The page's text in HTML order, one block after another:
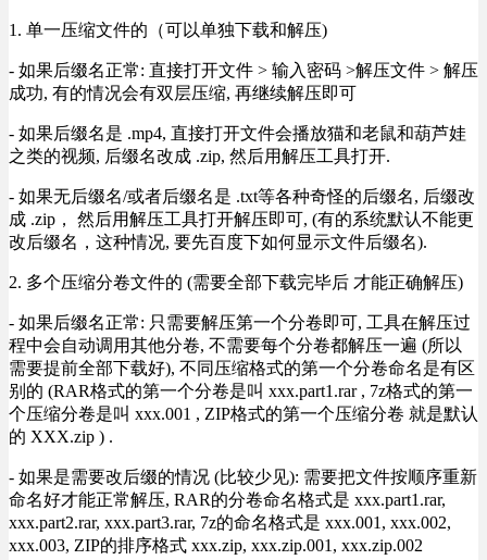
1. 单一压缩文件的（可以单独下载和解压)
- 如果后缀名正常: 直接打开文件 > 输入密码 >解压文件 > 解压
成功, 有的情况会有双层压缩, 再继续解压即可
- 如果后缀名是 .mp4, 直接打开文件会播放猫和老鼠和葫芦娃
之类的视频, 后缀名改成 .zip, 然后用解压工具打开.
- 如果无后缀名/或者后缀名是 .txt等各种奇怪的后缀名, 后缀改
成 .zip， 然后用解压工具打开解压即可, (有的系统默认不能更
改后缀名，这种情况, 要先百度下如何显示文件后缀名).
2. 多个压缩分卷文件的 (需要全部下载完毕后 才能正确解压)
- 如果后缀名正常: 只需要解压第一个分卷即可, 工具在解压过
程中会自动调用其他分卷, 不需要每个分卷都解压一遍 (所以
需要提前全部下载好), 不同压缩格式的第一个分卷命名是有区
别的 (RAR格式的第一个分卷是叫 xxx.part1.rar , 7z格式的第一
个压缩分卷是叫 xxx.001 , ZIP格式的第一个压缩分卷 就是默认
的 XXX.zip ) .
- 如果是需要改后缀的情况 (比较少见): 需要把文件按顺序重新
命名好才能正常解压, RAR的分卷命名格式是 xxx.part1.rar,
xxx.part2.rar, xxx.part3.rar, 7z的命名格式是 xxx.001, xxx.002,
xxx.003, ZIP的排序格式 xxx.zip, xxx.zip.001, xxx.zip.002